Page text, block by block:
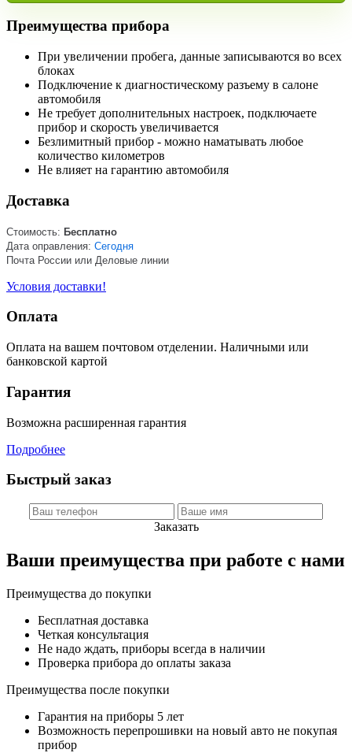
Преимущества прибора
При увеличении пробега, данные записываются во всех
блоках
Подключение к диагностическому разъему в салоне
автомобиля
Не требует дополнительных настроек, подключаете
прибор и скорость увеличивается
Безлимитный прибор - можно наматывать любое
количество километров
Не влияет на гарантию автомобиля
Доставка
Стоимость: Бесплатно
Дата оправления: Сегодня
Почта России или Деловые линии
Условия доставки!
Оплата
Оплата на вашем почтовом отделении. Наличными или
банковской картой
Гарантия
Возможна расширенная гарантия
Подробнее
Быстрый заказ
Заказать
Ваши преимущества при работе с нами
Преимущества до покупки
Бесплатная доставка
Четкая консультация
Не надо ждать, приборы всегда в наличии
Проверка прибора до оплаты заказа
Преимущества после покупки
Гарантия на приборы 5 лет
Возможность перепрошивки на новый авто не покупая
прибор